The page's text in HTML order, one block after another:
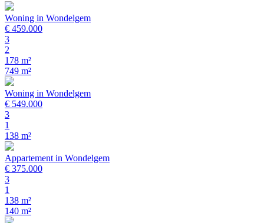
Woning in Wondelgem
€ 459.000
3
2
178 m²
749 m²
Woning in Wondelgem
€ 549.000
3
1
138 m²
Appartement in Wondelgem
€ 375.000
3
1
138 m²
140 m²